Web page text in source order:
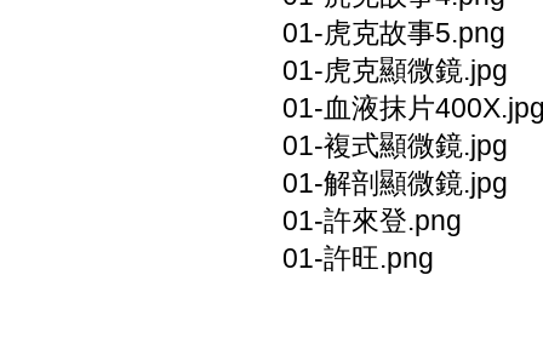
01-虎克故事5.png
01-虎克顯微鏡.jpg
01-血液抹片
01-複式顯微鏡.jpg
01-解剖顯微鏡.jpg
01-許來登.png
01-許旺.png